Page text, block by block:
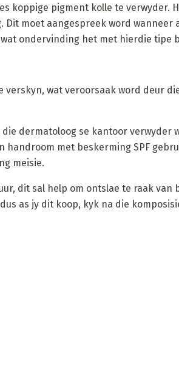
koppige pigment kolle te verwyder.
moet aangespreek word wanneer
ondervinding het met hierdie tipe
wat veroorsaak word deur
dermatoloog se kantoor verwyder
met beskerming SPF
meisie.
dit sal help om ontslae te raak van
as jy dit koop, kyk na die